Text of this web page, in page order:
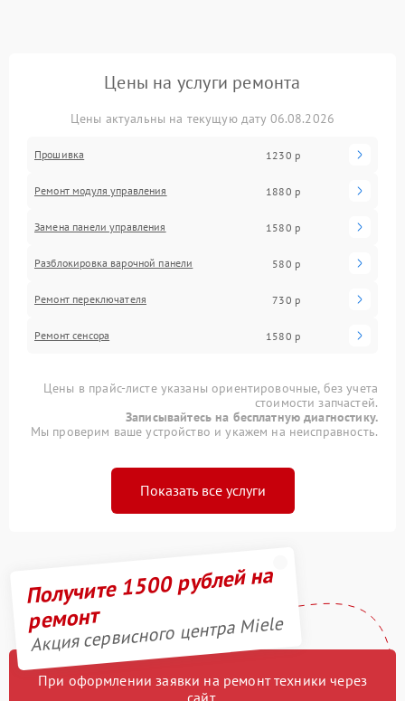
Цены на услуги ремонта
Цены актуальны на текущую дату 06.08.2026
Прошивка 1230 р
Ремонт модуля управления 1880 р
Замена панели управления 1580 р
Разблокировка варочной панели 580 р
Ремонт переключателя 730 р
Ремонт сенсора 1580 р
Цены в прайс-листе указаны ориентировочные, без учета
стоимости запчастей.
Записывайтесь на бесплатную диагностику.
Мы проверим ваше устройство и укажем на неисправность.
Показать все услуги
Получите 1500 рублей на
ремонт
Акция сервисного центра Miele
При оформлении заявки на ремонт техники через
сайт,